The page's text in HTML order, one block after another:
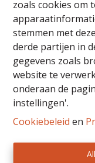
zoals cookies om
stemmen met
derde partijen in
gegevens zoals
website te
onderaan de
instellingen'.
Cookiebeleid en
4 1
VERKOCHT